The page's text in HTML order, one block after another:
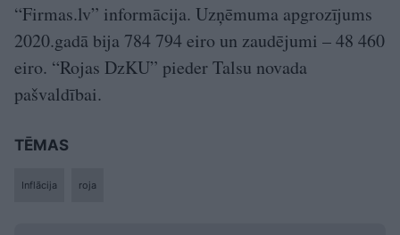
“Firmas.lv” informācija. Uzņēmuma apgrozījums
2020.gadā bija 784 794 eiro un zaudējumi – 48 460
eiro. “Rojas DzKU” pieder Talsu novada
pašvaldībai.
TĒMAS
Inflācija roja